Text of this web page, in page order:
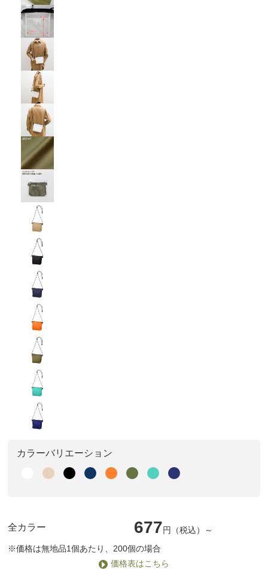
カラーバリエーション
全カラー 677円（税込）～
※価格は無地品1個あたり、200個の場合
価格表はこちら